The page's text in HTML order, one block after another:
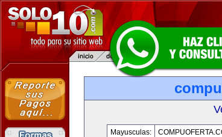
Mayusculas: